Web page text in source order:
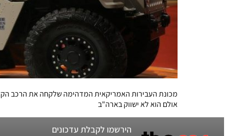
מכונת העבירות האמריקאית המדהימה שלקחה את הרכב הקל
אולם הוא לא ישווק בארה"ב
הירשמו לקבלת עדכונים